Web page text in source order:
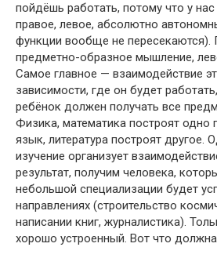
пойдёшь работать, потому что у
правое, левое, абсолютно
функции вообще не пересекаются).
предметно-образное мышление,
Самое главное — взаимодействие
зависимости, где он будет
ребёнок должен получать все
Физика, математика построят одно
язык, литература построят другое.
изучение организует
результат, получим человека,
небольшой специализации будет
направлениях (строительство
написании книг, журналистика).
хорошо устроенный. Вот что